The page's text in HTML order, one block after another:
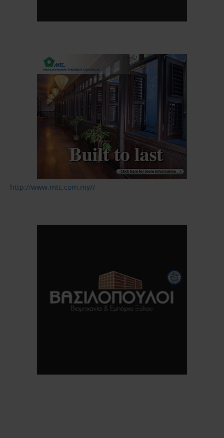
http://www.mtc.com.my//